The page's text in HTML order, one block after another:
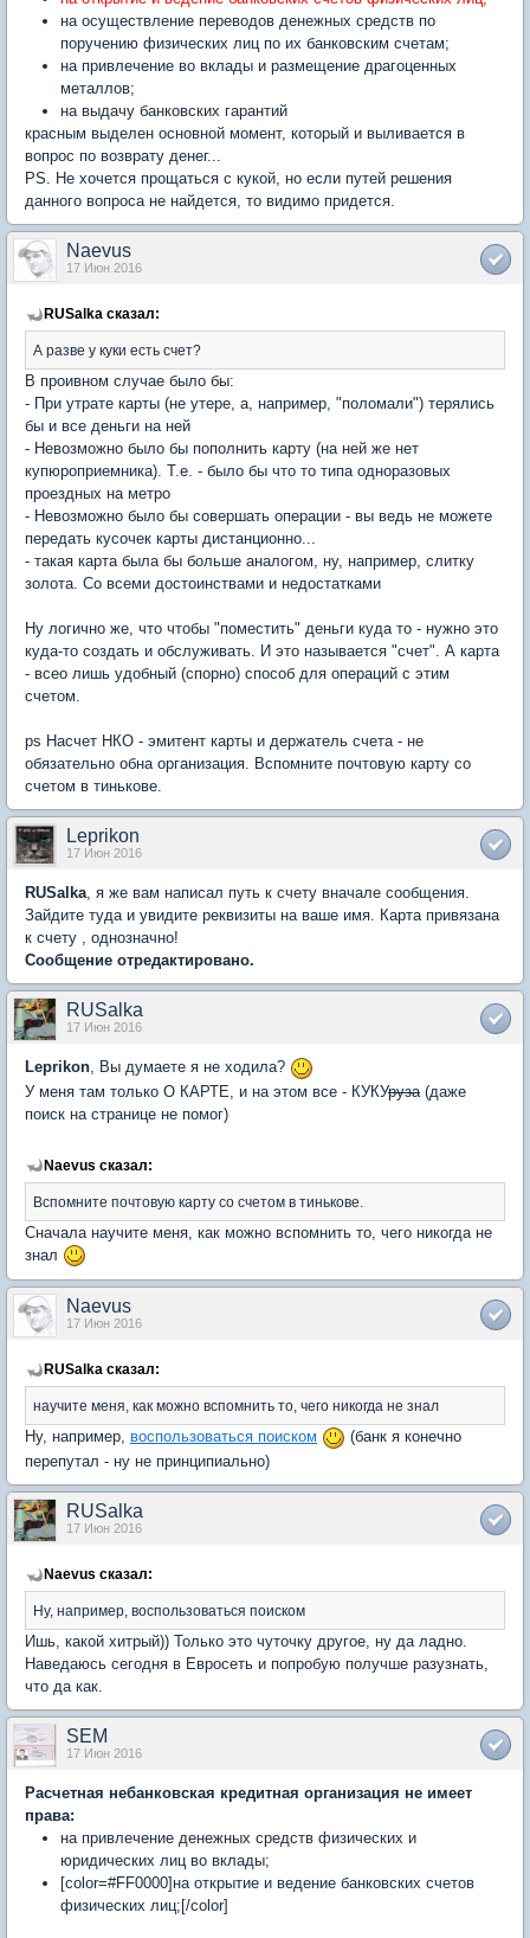
на осуществление переводов денежных средств по
поручению физических лиц по их банковским счетам;
на привлечение во вклады и размещение драгоценных
металлов;
на выдачу банковских гарантий
красным выделен основной момент, который и выливается в
вопрос по возврату денег...
PS. Не хочется прощаться с кукой, но если путей решения
данного вопроса не найдется, то видимо придется.
Naevus
17 Июн 2016
RUSalka сказал:
А разве у куки есть счет?
В проивном случае было бы:
- При утрате карты (не утере, а, например, "поломали") терялись
бы и все деньги на ней
- Невозможно было бы пополнить карту (на ней же нет
купюроприемника). Т.е. - было бы что то типа одноразовых
проездных на метро
- Невозможно было бы совершать операции - вы ведь не можете
передать кусочек карты дистанционно...
- такая карта была бы больше аналогом, ну, например, слитку
золота. Со всеми достоинствами и недостатками
Ну логично же, что чтобы "поместить" деньги куда то - нужно это
куда-то создать и обслуживать. И это называется "счет". А карта
- всео лишь удобный (спорно) способ для операций с этим
счетом.
ps Насчет НКО - эмитент карты и держатель счета - не
обязательно обна организация. Вспомните почтовую карту со
счетом в тинькове.
Leprikon
17 Июн 2016
RUSalka, я же вам написал путь к счету вначале сообщения.
Зайдите туда и увидите реквизиты на ваше имя. Карта привязана
к счету , однозначно!
Сообщение отредактировано.
RUSalka
17 Июн 2016
Leprikon, Вы думаете я не ходила?
У меня там только О КАРТЕ, и на этом все - КУКУруза (даже
поиск на странице не помог)
Naevus сказал:
Вспомните почтовую карту со счетом в тинькове.
Сначала научите меня, как можно вспомнить то, чего никогда не
знал
Naevus
17 Июн 2016
RUSalka сказал:
научите меня, как можно вспомнить то, чего никогда не знал
Ну, например, воспользоваться поиском
(банк я конечно
перепутал - ну не принципиально)
RUSalka
17 Июн 2016
Naevus сказал:
Ну, например, воспользоваться поиском
Ишь, какой хитрый)) Только это чуточку другое, ну да ладно.
Наведаюсь сегодня в Евросеть и попробую получше разузнать,
что да как.
SEM
17 Июн 2016
Расчетная небанковская кредитная организация не имеет
права:
на привлечение денежных средств физических и
юридических лиц во вклады;
[color=#FF0000]на открытие и ведение банковских счетов
физических лиц;[/color]